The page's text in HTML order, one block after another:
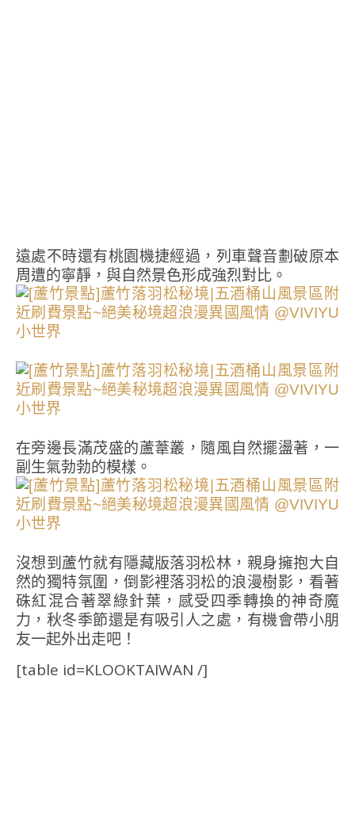
遠處不時還有桃園機捷經過，列車聲音劃破原本
周遭的寧靜，與自然景色形成強烈對比。
在旁邊長滿茂盛的蘆葦叢，隨風自然擺盪著，一
副生氣勃勃的模樣。
沒想到蘆竹就有隱藏版落羽松林，親身擁抱大自
然的獨特氛圍，倒影裡落羽松的浪漫樹影，看著
硃紅混合著翠綠針葉，感受四季轉換的神奇魔
力，秋冬季節還是有吸引人之處，有機會帶小朋
友一起外出走吧！
[table id=KLOOKTAIWAN /]